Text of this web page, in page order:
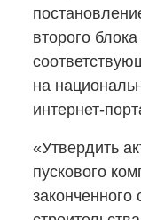
второго
на
интернет-
«Утвердить
пускового
законченного